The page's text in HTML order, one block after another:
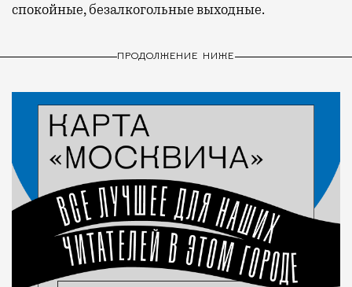
спокойные, безалкогольные выходные.
ПРОДОЛЖЕНИЕ НИЖЕ